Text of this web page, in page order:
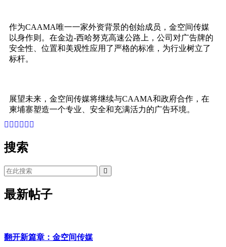
作为CAAMA唯一一家外资背景的创始成员，金空间传媒
以身作则。在金边-西哈努克高速公路上，公司对广告牌的
安全性、位置和美观性应用了严格的标准，为行业树立了
标杆。
展望未来，金空间传媒将继续与CAAMA和政府合作，在
柬埔寨塑造一个专业、安全和充满活力的广告环境。
搜索
最新帖子
翻开新篇章：金空间传媒